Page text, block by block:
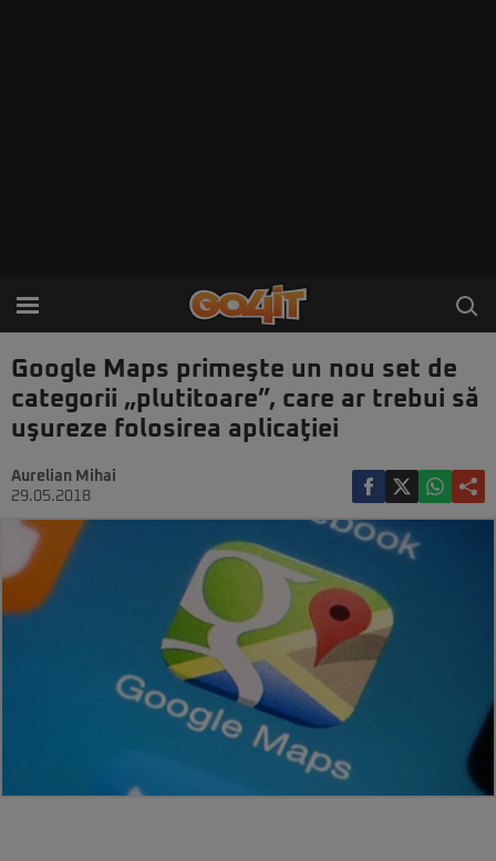
Google Maps primeşte un nou set de
categorii „plutitoare”, care ar trebui să
uşureze folosirea aplicaţiei
Aurelian Mihai
29.05.2018